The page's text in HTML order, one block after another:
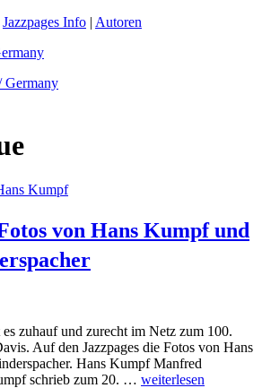
Jazzpages Info | Autoren
von Hans Kumpf und
zuhauf und zurecht im Netz zum 100.
Auf den Jazzpages die Fotos von Hans
Hans Kumpf Manfred
schrieb zum 20. … weiterlesen